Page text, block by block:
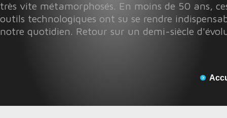
très vite métamorphosés. En moins de 50 ans,
outils technologiques ont su se rendre
notre quotidien. Retour sur un demi-siècle